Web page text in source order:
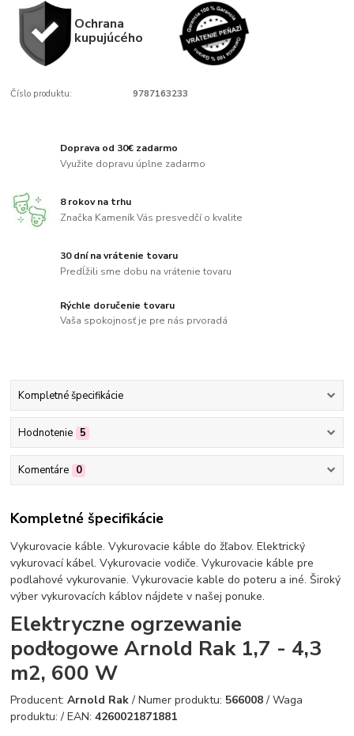
Ochrana
kupujúcého
Číslo produktu: 9787163233
Doprava od 30€ zadarmo
Využite dopravu úplne zadarmo
8 rokov na trhu
Značka Kameník Vás presvedčí o kvalite
30 dní na vrátenie tovaru
Predĺžili sme dobu na vrátenie tovaru
Rýchle doručenie tovaru
Vaša spokojnosť je pre nás prvoradá
Kompletné špecifikácie
Hodnotenie 5
Komentáre 0
Kompletné špecifikácie
Vykurovacie káble. Vykurovacie káble do žľabov. Elektrický
vykurovací kábel. Vykurovacie vodiče. Vykurovacie káble pre
podlahové vykurovanie. Vykurovacie kable do poteru a iné. Široký
výber vykurovacích káblov nájdete v našej ponuke.
Elektryczne ogrzewanie
podłogowe Arnold Rak 1,7 - 4,3
m2, 600 W
Producent:Arnold Rak/ Numer produktu: 566008/ Waga
produktu:/ EAN:4260021871881